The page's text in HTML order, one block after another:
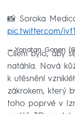
📸 Soroka
pic.twitter.com/
— Yonatan Gonen
Cílem bylo, aby
natáhla. Nová
k utěsnění
zákrokem, který
toho poprvé v